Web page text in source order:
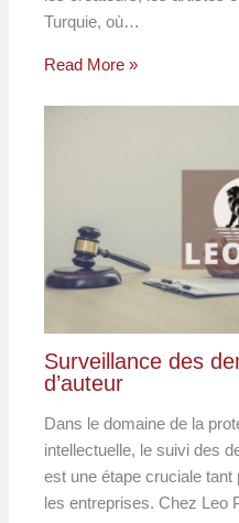
Turquie, où…
Read More »
Surveillance des
d’auteur
Dans le domaine de la
intellectuelle, le suivi des
est une étape cruciale
les entreprises. Chez Leo